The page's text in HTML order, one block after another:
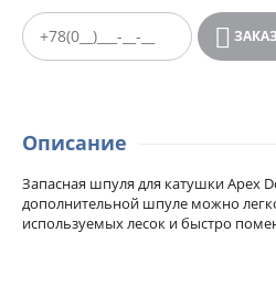
Описание
Запасная шпуля для катушкиApex
дополнительной шпуле можно
используемых лесок и быстро